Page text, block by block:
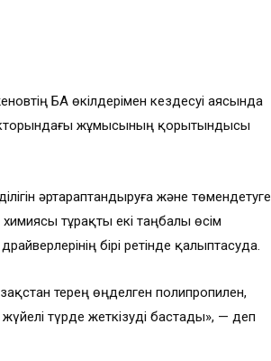
БАҚ өкілдерімен кездесуі аясында
жұмысының қорытындысы
әртараптандыруға және төмендетуге
тұрақты екі таңбалы өсім
бірі ретінде қалыптасуда.
терең өңделген полипропилен,
түрде жеткізуді бастады», — деп